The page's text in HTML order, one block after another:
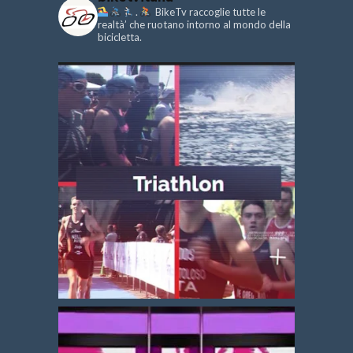
.
BikeTv raccoglie tutte le
realtà’ che ruotano intorno al mondo della
bicicletta.